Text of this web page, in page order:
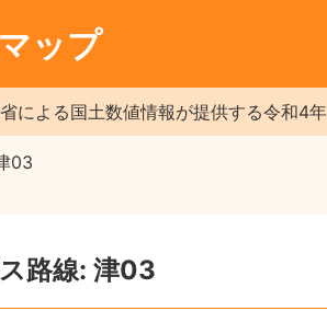
ップ
による国土数値情報が提供する令和4
03
路線: 津03